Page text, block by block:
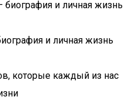
и личная жизнь